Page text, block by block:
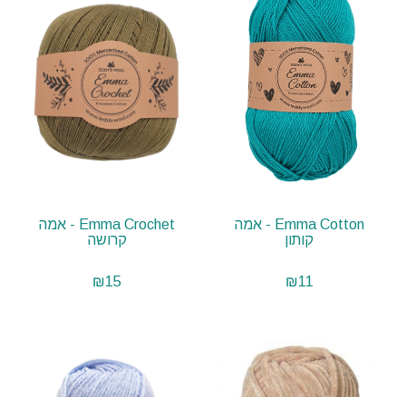
Emma Cotton - אמה
קותון
₪11
Emma Crochet - אמה
קרושה
₪15